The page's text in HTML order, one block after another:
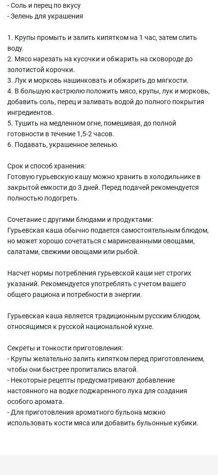
- Соль и перец по вкусу
- Зелень для украшения
1. Крупы промыть и залить кипятком на 1 час, затем слить
воду.
2. Мясо нарезать на кусочки и обжарить на сковороде до
золотистой корочки.
3. Лук и морковь нашинковать и обжарить до мягкости.
4. В большую кастрюлю положить мясо, крупы, лук и морковь,
добавить соль, перец и заливать водой до полного покрытия
ингредиентов.
5. Тушить на медленном огне, помешивая, до полной
готовности в течение 1,5-2 часов.
6. Подавать, украшенное зеленью.
Срок и способ хранения:
Готовую гурьевскую кашу можно хранить в холодильнике в
закрытой емкости до 3 дней. Перед подачей рекомендуется
полностью подогреть.
Сочетание с другими блюдами и продуктами:
Гурьевская каша обычно подается самостоятельным блюдом,
но может хорошо сочетаться с маринованными овощами,
салатами, свежими овощами или рыбой.
Насчет нормы потребления гурьевской каши нет строгих
указаний. Рекомендуется употреблять с учетом вашего
общего рациона и потребности в энергии.
Гурьевская каша является традиционным русским блюдом,
относящимся к русской национальной кухне.
Секреты и тонкости приготовления:
- Крупы желательно залить кипятком перед приготовлением,
чтобы они быстрее пропитались влагой.
- Некоторые рецепты предусматривают добавление
настоянного на водке поджаренного лука для создания
особого аромата.
- Для приготовления ароматного бульона можно
использовать кости мяса или добавить бульонные кубики.